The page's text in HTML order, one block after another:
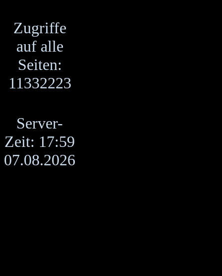
Zugriffe
auf alle
Seiten:
11332223
Server-
Zeit: 17:59
07.08.2026